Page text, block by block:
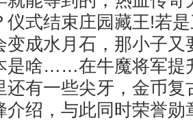
仪式结束庄园藏王!若
变成水月石，那小子又
是啥……在牛魔将军提
还有一些尖牙，金币复
介绍，与此同时荣誉勋